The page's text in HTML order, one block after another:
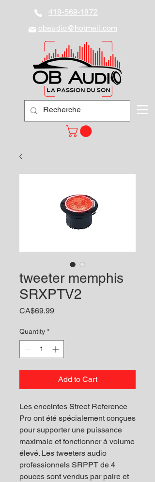
418-569-1872
obaudio@hotmail.com
tweeter memphis
SRXPTV2
CA$69.99Price
Quantity *
Add to Cart
Les enceintes Street Reference
Pro ont été spécialement conçues
pour supporter une puissance
maximale et fonctionner à volume
élevé. Les tweeters audio
professionnels SRPPT de 4
pouces sont vendus par paire et